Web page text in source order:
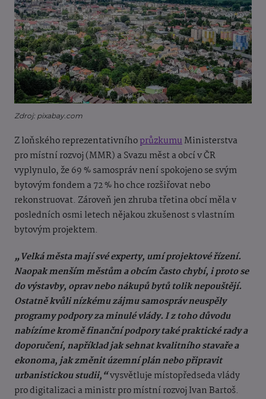
Zdroj: pixabay.com
Z loňského reprezentativníhoprůzkumuMinisterstva
pro místní rozvoj (MMR) a Svazu měst a obcí v ČR
vyplynulo, že 69 % samospráv není spokojeno se svým
bytovým fondem a 72 % ho chce rozšiřovat nebo
rekonstruovat. Zároveň jen zhruba třetina obcí měla v
posledních osmi letech nějakou zkušenost s vlastním
bytovým projektem.
„Velká města mají své experty, umí projektové řízení.
Naopak menším městům a obcím často chybí, i proto se
do výstavby, oprav nebo nákupů bytů tolik nepouštějí.
Ostatně kvůli nízkému zájmu samospráv neuspěly
programy podpory za minulé vlády. I z toho důvodu
nabízíme kromě finanční podpory také praktické rady a
doporučení, například jak sehnat kvalitního stavaře a
ekonoma, jak změnit územní plán nebo připravit
urbanistickou studii,“vysvětluje místopředseda vlády
pro digitalizaci a ministr pro místní rozvoj Ivan Bartoš.